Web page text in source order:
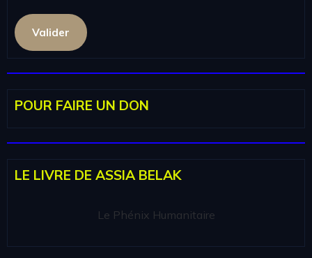
Valider
POUR FAIRE UN DON
LE LIVRE DE ASSIA BELAK
Le Phénix Humanitaire